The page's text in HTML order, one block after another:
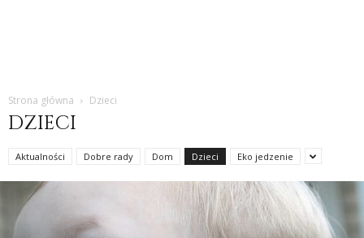
Strona główna Dzieci
DZIECI
Aktualności Dobre rady Dom Dzieci Eko jedzenie